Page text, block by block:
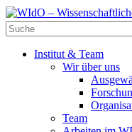
Institut & Team
Wir über uns
Team